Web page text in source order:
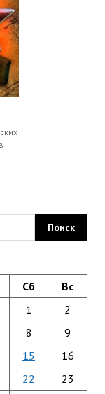
Сб Вс
1
2
8
9
15
16
22
23